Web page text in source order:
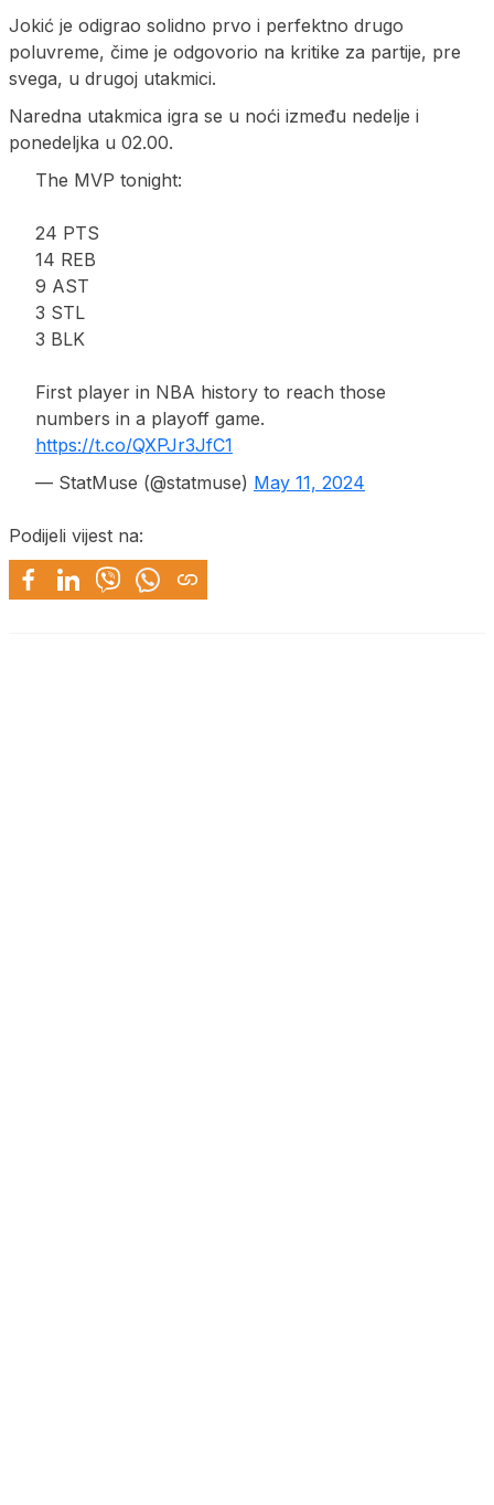
Jokić je odigrao solidno prvo i perfektno drugo
poluvreme, čime je odgovorio na kritike za partije, pre
svega, u drugoj utakmici.
Naredna utakmica igra se u noći između nedelje i
ponedeljka u 02.00.
The MVP tonight:
24 PTS
14 REB
9 AST
3 STL
3 BLK
First player in NBA history to reach those
numbers in a playoff game.
https://t.co/QXPJr3JfC1
— StatMuse (@statmuse) May 11, 2024
Podijeli vijest na: